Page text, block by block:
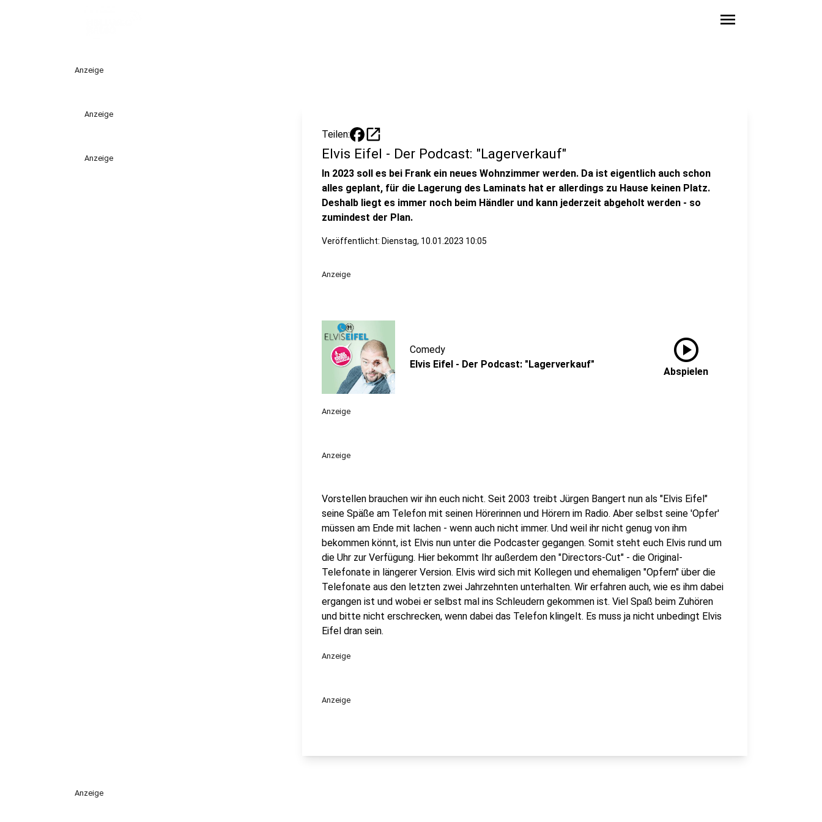
menu
Anzeige
Anzeige
Anzeige
Teilen: open_in_new
Elvis Eifel - Der Podcast: "Lagerverkauf"
In 2023 soll es bei Frank ein neues Wohnzimmer werden. Da ist eigentlich auch schon
alles geplant, für die Lagerung des Laminats hat er allerdings zu Hause keinen Platz.
Deshalb liegt es immer noch beim Händler und kann jederzeit abgeholt werden - so
zumindest der Plan.
Veröffentlicht: Dienstag, 10.01.2023 10:05
Anzeige
Comedy
Elvis Eifel - Der Podcast: "Lagerverkauf"
play_circle
Abspielen
Anzeige
Anzeige
Vorstellen brauchen wir ihn euch nicht. Seit 2003 treibt Jürgen Bangert nun als "Elvis Eifel"
seine Späße am Telefon mit seinen Hörerinnen und Hörern im Radio. Aber selbst seine 'Opfer'
müssen am Ende mit lachen - wenn auch nicht immer. Und weil ihr nicht genug von ihm
bekommen könnt, ist Elvis nun unter die Podcaster gegangen. Somit steht euch Elvis rund um
die Uhr zur Verfügung. Hier bekommt Ihr außerdem den "Directors-Cut" - die Original-
Telefonate in längerer Version. Elvis wird sich mit Kollegen und ehemaligen "Opfern" über die
Telefonate aus den letzten zwei Jahrzehnten unterhalten. Wir erfahren auch, wie es ihm dabei
ergangen ist und wobei er selbst mal ins Schleudern gekommen ist. Viel Spaß beim Zuhören
und bitte nicht erschrecken, wenn dabei das Telefon klingelt. Es muss ja nicht unbedingt Elvis
Eifel dran sein.
Anzeige
Anzeige
Anzeige